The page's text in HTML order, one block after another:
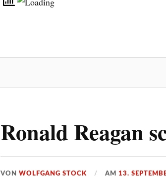
Ronald Reagan
VONWOLFGANG STOCK AM13.